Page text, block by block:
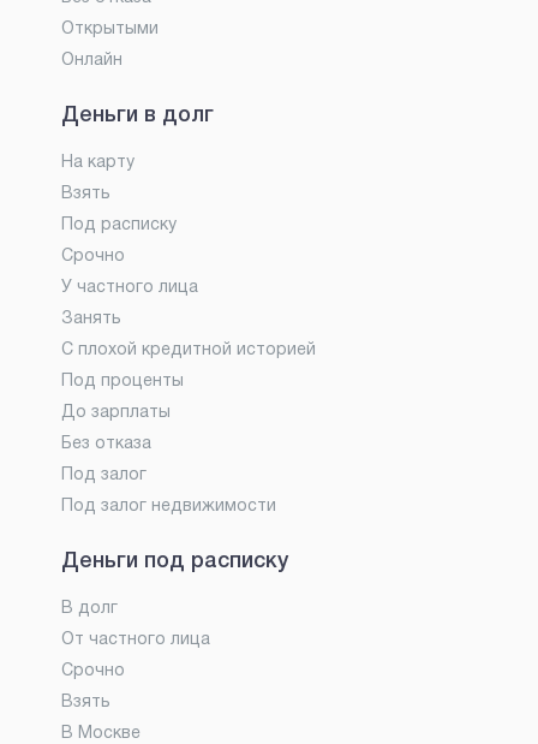
Открытыми
Онлайн
Деньги в долг
На карту
Взять
Под расписку
Срочно
У частного лица
Занять
С плохой кредитной историей
Под проценты
До зарплаты
Без отказа
Под залог
Под залог недвижимости
Деньги под расписку
В долг
От частного лица
Срочно
Взять
В Москве